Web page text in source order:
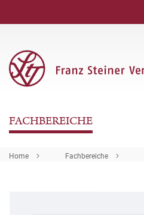
FACHBEREICHE
Home Fachbereiche